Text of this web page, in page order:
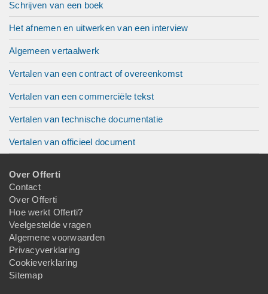
Schrijven van een boek
Het afnemen en uitwerken van een interview
Algemeen vertaalwerk
Vertalen van een contract of overeenkomst
Vertalen van een commerciële tekst
Vertalen van technische documentatie
Vertalen van officieel document
Over Offerti
Contact
Over Offerti
Hoe werkt Offerti?
Veelgestelde vragen
Algemene voorwaarden
Privacyverklaring
Cookieverklaring
Sitemap